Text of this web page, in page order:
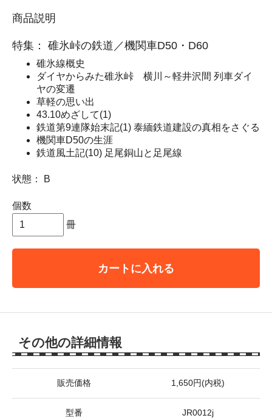
商品説明
特集： 碓氷峠の鉄道／機関車D50・D60
碓氷線概史
ダイヤからみた碓氷峠 横川～軽井沢間 列車ダイ
ヤの変遷
草軽の思い出
43.10めざして(1)
鉄道第9連隊始末記(1) 泰緬鉄道建設の真相をさぐる
機関車D50の生涯
鉄道風土記(10) 足尾銅山と足尾線
状態： B
個数
冊
カートに入れる
その他の詳細情報
販売価格 1,650円(内税)
型番 JR0012j